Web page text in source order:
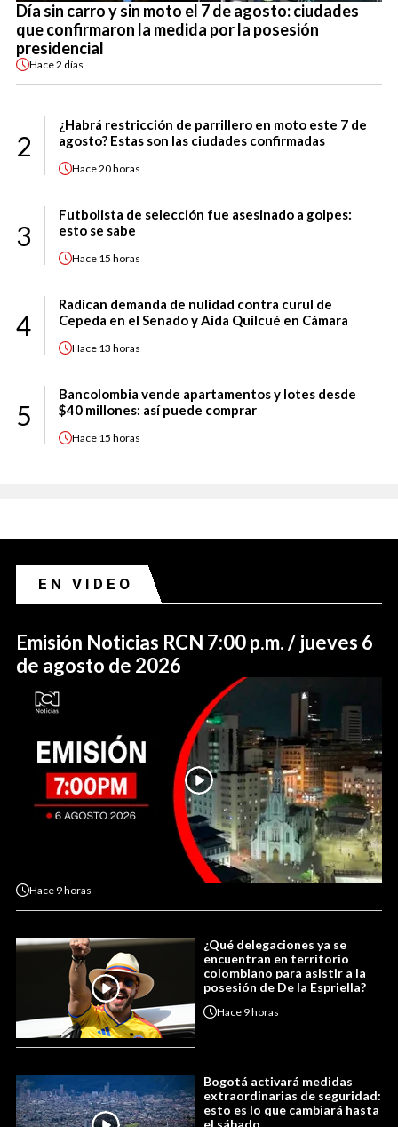
Día sin carro y sin moto el 7 de agosto: ciudades
que confirmaron la medida por la posesión
presidencial
Hace2 días
2
¿Habrá restricción de parrillero en moto este 7 de
agosto? Estas son las ciudades confirmadas
Hace20 horas
3
Futbolista de selección fue asesinado a golpes:
esto se sabe
Hace 15 horas
4
Radican demanda de nulidad contra curul de
Cepeda en el Senado y Aida Quilcué en Cámara
Hace 13 horas
5
Bancolombia vende apartamentos y lotes desde
$40 millones: así puede comprar
Hace 15 horas
EN VIDEO
Emisión Noticias RCN 7:00 p.m. / jueves 6
de agosto de 2026
Hace 9 horas
¿Qué delegaciones ya se
encuentran en territorio
colombiano para asistir a la
posesión de De la Espriella?
Hace 9 horas
Bogotá activará medidas
extraordinarias de seguridad:
esto es lo que cambiará hasta